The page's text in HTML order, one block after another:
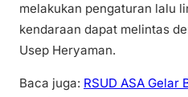
melakukan pengaturan lalu
kendaraan dapat melintas
Usep Heryaman.
Baca juga: RSUD ASA Gelar